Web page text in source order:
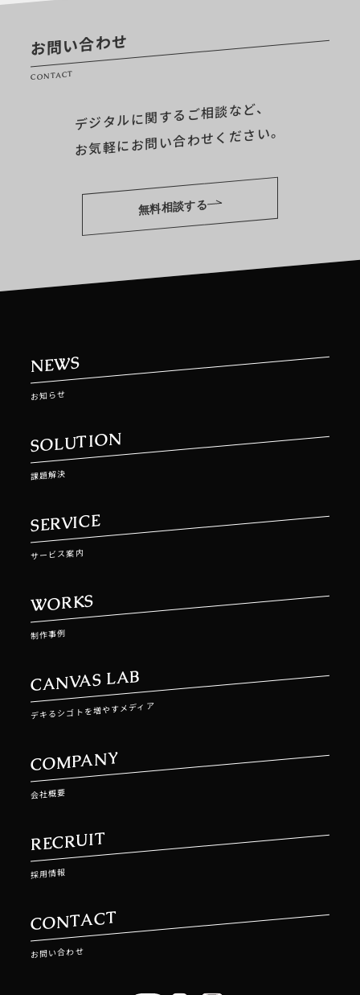
お問い合わせ
CONTACT
デジタルに関するご相談など、
お気軽にお問い合わせください。
無料相談する
NEWS
お知らせ
SOLUTION
課題解決
SERVICE
サービス案内
WORKS
制作事例
CANVAS LAB
デキるシゴトを増やすメディア
COMPANY
会社概要
RECRUIT
採用情報
CONTACT
お問い合わせ